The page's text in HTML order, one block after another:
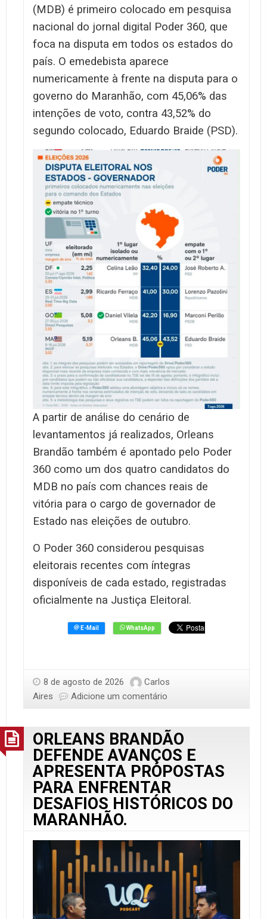
(MDB) é primeiro colocado em pesquisa
nacional do jornal digital Poder 360, que
foca na disputa em todos os estados do
país. O emedebista aparece
numericamente à frente na disputa para o
governo do Maranhão, com 45,06% das
intenções de voto, contra 43,52% do
segundo colocado, Eduardo Braide (PSD).
A partir de análise do cenário de
levantamentos já realizados, Orleans
Brandão também é apontado pelo Poder
360 como um dos quatro candidatos do
MDB no país com chances reais de
vitória para o cargo de governador de
Estado nas eleições de outubro.
O Poder 360 considerou pesquisas
eleitorais recentes com íntegras
disponíveis de cada estado, registradas
oficialmente na Justiça Eleitoral.
8 de agosto de 2026
Carlos
Aires
Adicione um comentário
ORLEANS BRANDÃO
DEFENDE AVANÇOS E
APRESENTA PROPOSTAS
PARA ENFRENTAR
DESAFIOS HISTÓRICOS DO
MARANHÃO.